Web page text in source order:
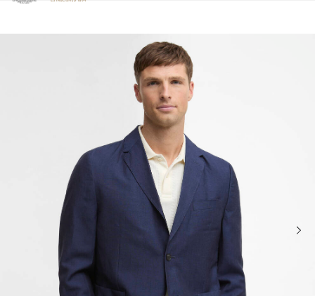
Clicca per visualizzare la nostra Dichiarazione di Accessibilità